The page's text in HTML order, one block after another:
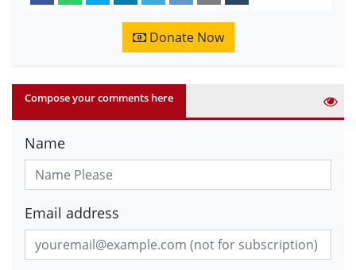
Donate Now
Compose your comments here
Name
Email address